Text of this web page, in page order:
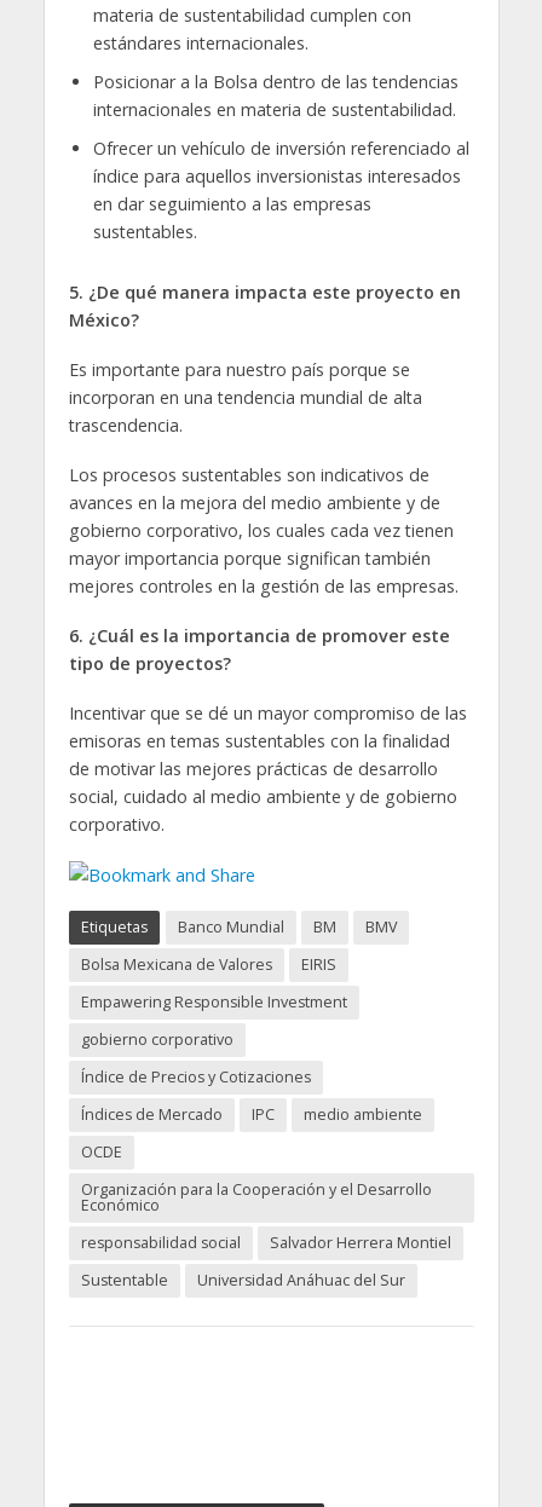
materia de sustentabilidad cumplen con
estándares internacionales.
Posicionar a la Bolsa dentro de las tendencias
internacionales en materia de sustentabilidad.
Ofrecer un vehículo de inversión referenciado al
índice para aquellos inversionistas interesados
en dar seguimiento a las empresas
sustentables.
5. ¿De qué manera impacta este proyecto en
México?
Es importante para nuestro país porque se
incorporan en una tendencia mundial de alta
trascendencia.
Los procesos sustentables son indicativos de
avances en la mejora del medio ambiente y de
gobierno corporativo, los cuales cada vez tienen
mayor importancia porque significan también
mejores controles en la gestión de las empresas.
6. ¿Cuál es la importancia de promover este
tipo de proyectos?
Incentivar que se dé un mayor compromiso de las
emisoras en temas sustentables con la finalidad
de motivar las mejores prácticas de desarrollo
social, cuidado al medio ambiente y de gobierno
corporativo.
Etiquetas Banco Mundial BM
BMV
Bolsa Mexicana de Valores
EIRIS
Empawering Responsible Investment
gobierno corporativo
Índice de Precios y Cotizaciones
Índices de Mercado
IPC
medio ambiente
OCDE
Organización para la Cooperación y el Desarrollo
Económico
responsabilidad social
Salvador Herrera Montiel
Sustentable
Universidad Anáhuac del Sur